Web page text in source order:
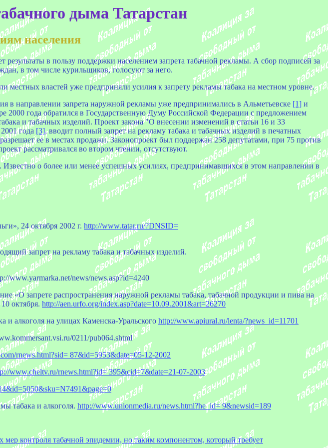
дыма Татарстан
населения
в пользу поддержки населением запрета табачной рекламы. А сбор подписей за
в том числе курильщиков, голосуют за него.
местных властей уже предприняли усилия к запрету рекламы табака на местном уровне.
в направлении запрета наружной рекламы уже предпринимались в Альметьевске [1] и
2000 года обратился в Государственную Думу Российской Федерации с предложением
и табачных изделий. Проект закона "О внесении изменений в статьи 16 и 33
года [3], вводит полный запрет на рекламу табака и табачных изделий в печатных
ее в местах продажи. Законопроект был поддержан 258 депутатами, при 75 против
рассматривался во втором чтении, отсутствуют.
. Известно о более или менее успешных усилиях, предпринимавшихся в этом направлении в
24 октября 2002 г. http://www.tatar.ru/?DNSID=
запрет на рекламу табака и табачных изделий.
www.yarmarka.net/news/news.asp?id=4240
«О запрете распространения наружной рекламы табака, табачной продукции и пива на
октября. http://aen.urfo.org/index.asp?date=10.09.2001&art=26270
и алкоголя на улицах Каменска-Уральского http://www.apiural.ru/lenta/?news_id=11701
0211/pub064.shtml
rnews.html?sid= 87&id=5953&date=05-12-2002
www.cheltv.ru/rnews.html?id= 395&cid=7&date=21-07-2003
табака и алкоголя. http://www.unionmedia.ru/news.html?he_id= 9&newsid=189
контроля табачной эпидемии, но таким компонентом, который требует